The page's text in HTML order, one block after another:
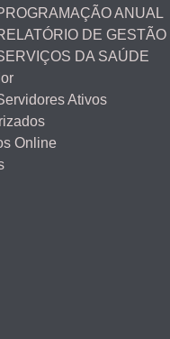
ANUAL
DE GESTÃO
DA SAÚDE
Ativos
Online